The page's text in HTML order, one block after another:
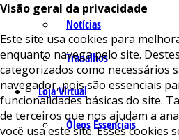
Notícias
Trabalhos
Loja Virtual
Óleos Essenciais
Visão geral da privacidade
Este site usa cookies para
enquanto navega pelo site.
categorizados como necessários
navegador, pois são essenciais
funcionalidades básicas do site.
de terceiros que nos ajudam a
você usa este site. Esses cookies